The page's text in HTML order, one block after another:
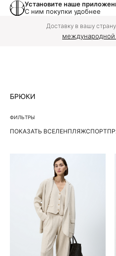
Установите наше
С ним покупки удобнее
Доставку в вашу
международной
БРЮКИ
ФИЛЬТРЫ
ПОКАЗАТЬ ВСЕЛЕНПЛЯЖСПОРТ